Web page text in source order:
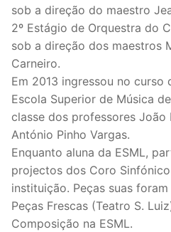
sob a direção do maestro
2º Estágio de Orquestra do
sob a direção dos maestros
Carneiro.
Em 2013 ingressou no curso
Escola Superior de Música
classe dos professores João
António Pinho Vargas.
Enquanto aluna da ESML,
projectos dos Coro
instituição. Peças suas
Peças Frescas (Teatro S.
Composição na ESML.